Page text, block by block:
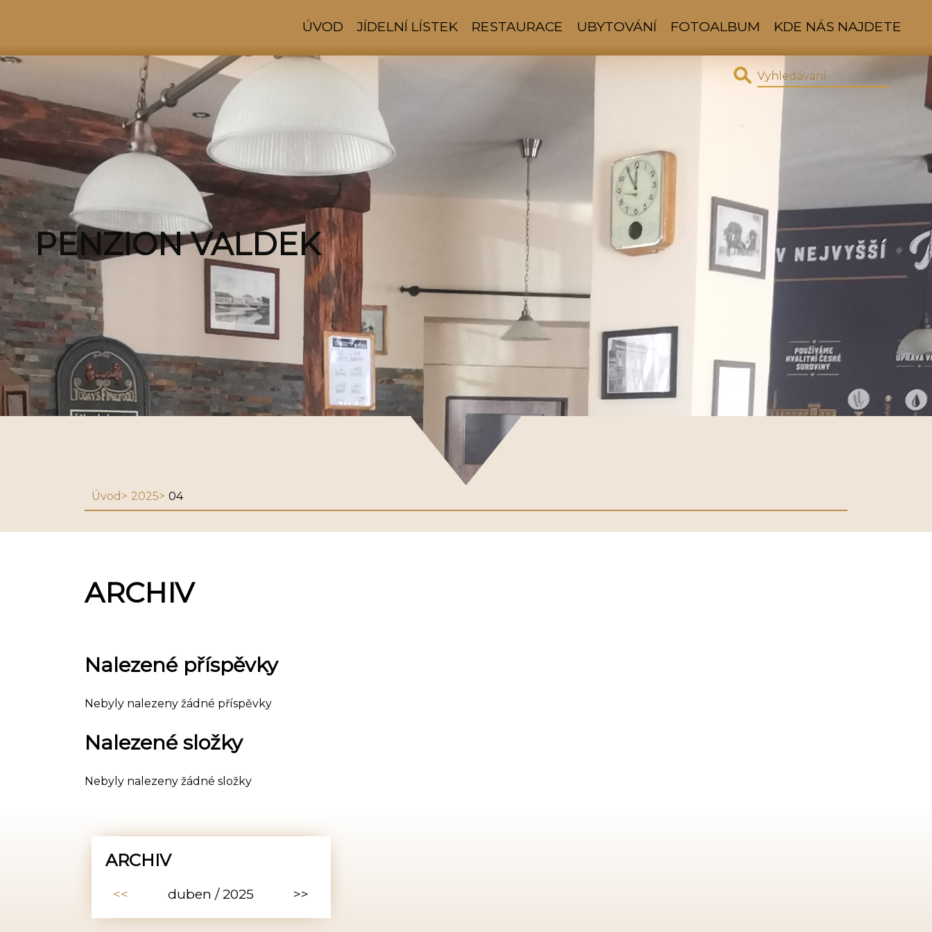
ÚVOD JÍDELNÍ LÍSTEK RESTAURACE UBYTOVÁNÍ FOTOALBUM KDE NÁS NAJDETE
PENZION VALDEK
Úvod 2025 04
ARCHIV
Nalezené příspěvky
Nebyly nalezeny žádné příspěvky
Nalezené složky
Nebyly nalezeny žádné složky
ARCHIV
<< duben / 2025 >>